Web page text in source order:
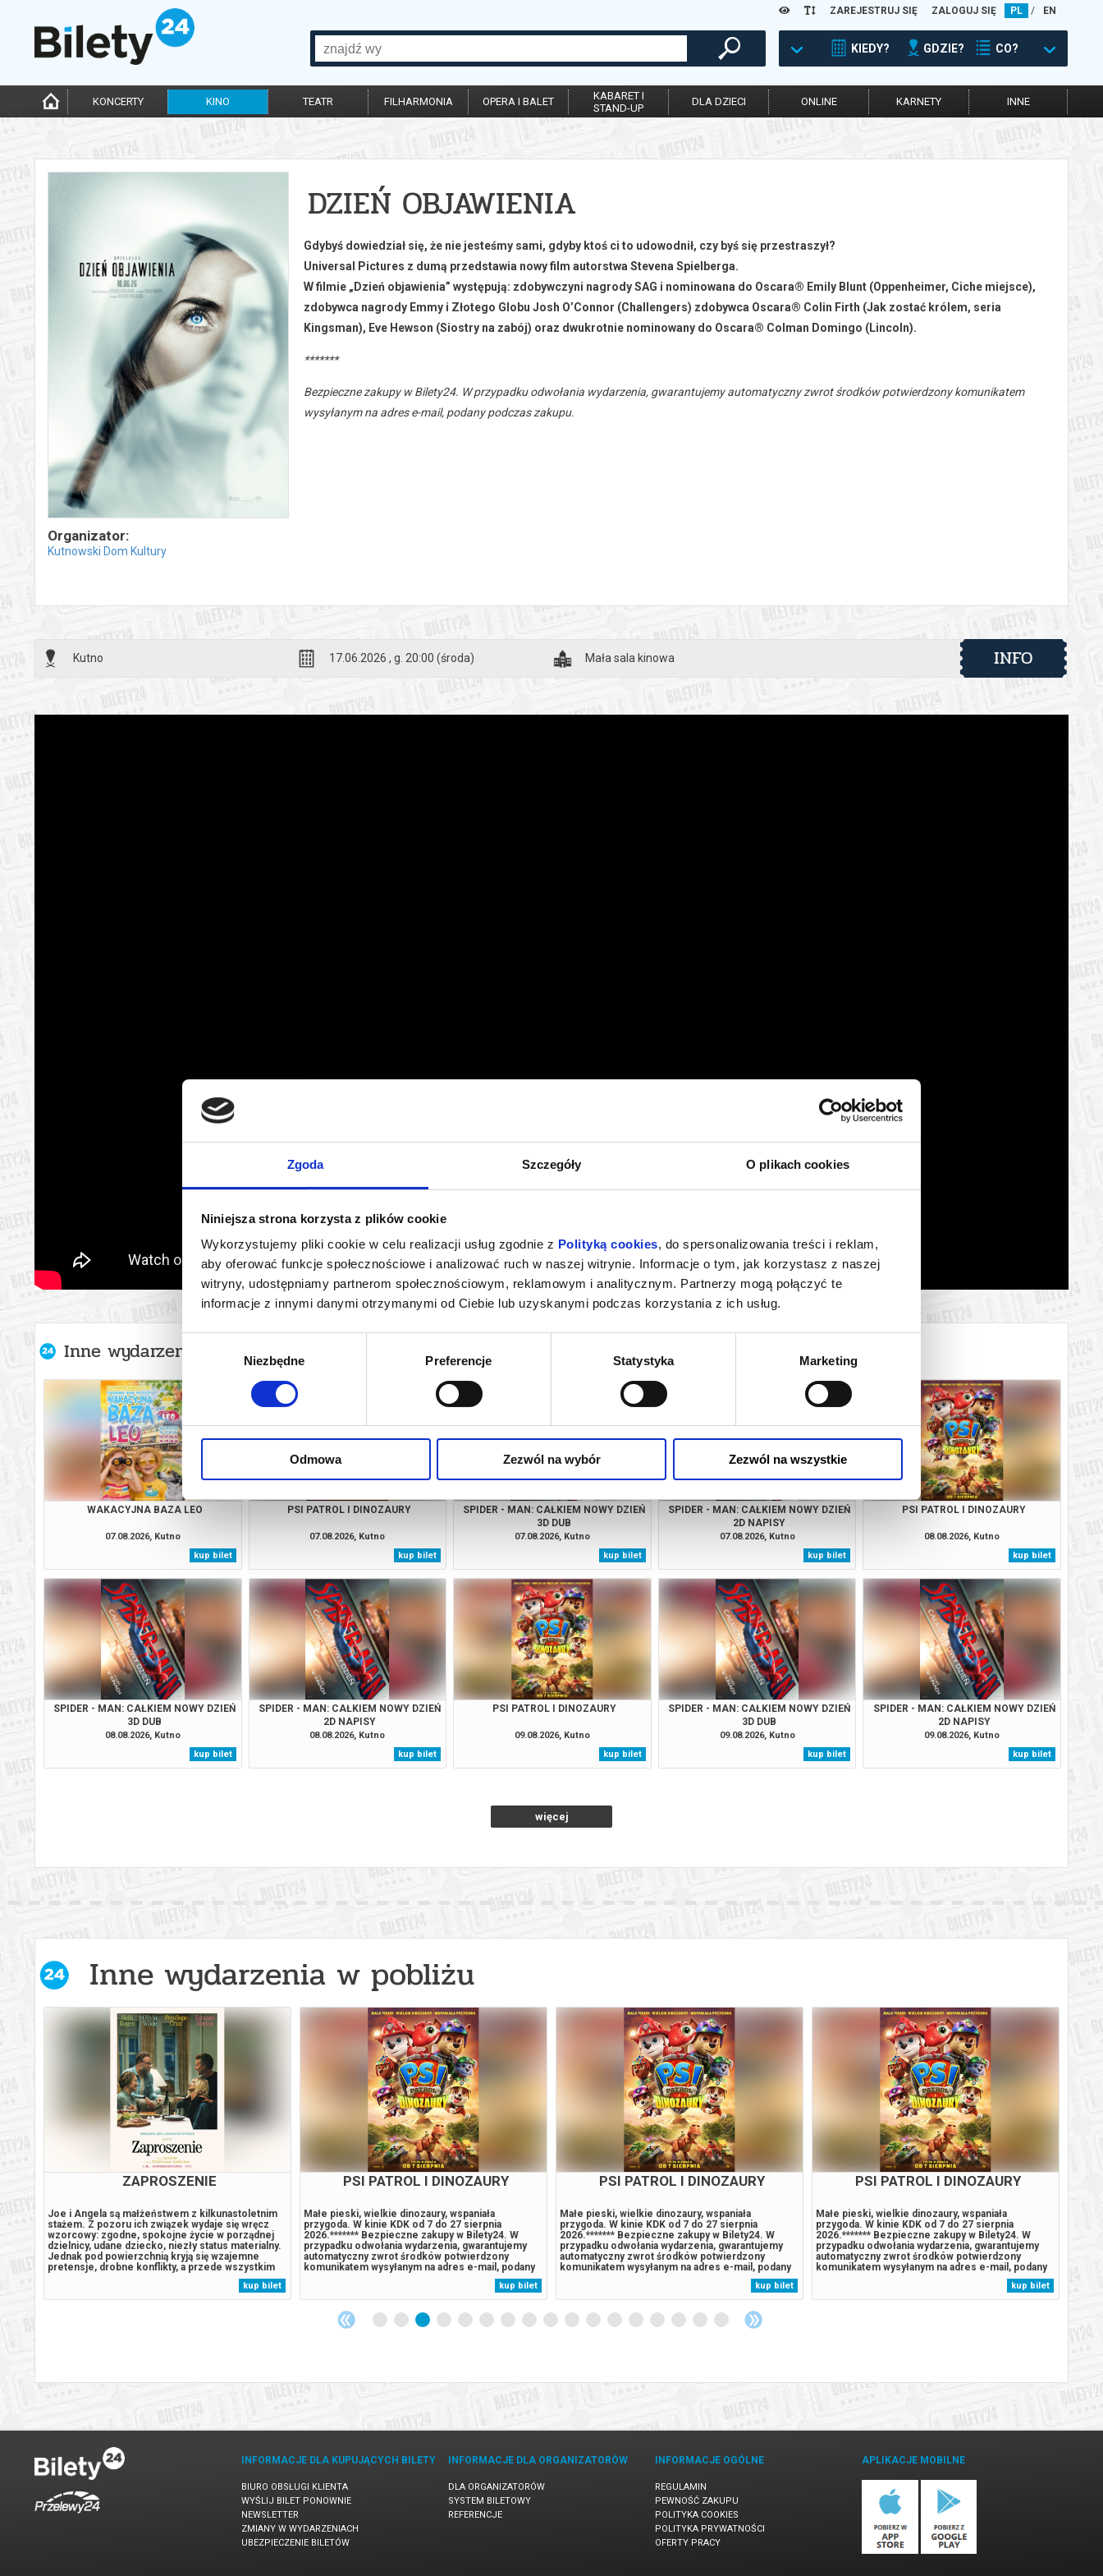
Zgoda Szczegóły O plikach cookies
Niniejsza strona korzysta z plików cookie
Wykorzystujemy pliki cookie w celu realizacji usług zgodnie z Polityką cookies, do spersonalizowania treści i reklam,
aby oferować funkcje społecznościowe i analizować ruch w naszej witrynie. Informacje o tym, jak korzystasz z naszej
witryny, udostępniamy partnerom społecznościowym, reklamowym i analitycznym. Partnerzy mogą połączyć te
informacje z innymi danymi otrzymanymi od Ciebie lub uzyskanymi podczas korzystania z ich usług.
Niezbędne Preferencje Statystyka Marketing
Odmowa Zezwól na wybór Zezwól na wszystkie
ZAREJESTRUJ SIĘ ZALOGUJ SIĘ PL / EN
KIEDY? GDZIE? CO?
KONCERTY KINO TEATR FILHARMONIA OPERA I BALET
KABARET I
STAND-UP
DLA DZIECI ONLINE KARNETY INNE
Organizator:
Kutnowski Dom Kultury
DZIEŃ OBJAWIENIA
Gdybyś dowiedział się, że nie jesteśmy sami, gdyby ktoś ci to udowodnił, czy byś się przestraszył?
Universal Pictures z dumą przedstawia nowy film autorstwa Stevena Spielberga.
W filmie „Dzień objawienia” występują: zdobywczyni nagrody SAG i nominowana do Oscara® Emily Blunt (Oppenheimer, Ciche miejsce),
zdobywca nagrody Emmy i Złotego Globu Josh O’Connor (Challengers) zdobywca Oscara® Colin Firth (Jak zostać królem, seria
Kingsman), Eve Hewson (Siostry na zabój) oraz dwukrotnie nominowany do Oscara® Colman Domingo (Lincoln).
*******
Bezpieczne zakupy w Bilety24. W przypadku odwołania wydarzenia, gwarantujemy automatyczny zwrot środków potwierdzony komunikatem
wysyłanym na adres e-mail, podany podczas zakupu.
Kutno 17.06.2026 , g. 20:00 (środa) Mała sala kinowa INFO
Inne wydarzenia organizatora
WAKACYJNA BAZA LEO
07.08.2026, Kutno
kup bilet
PSI PATROL I DINOZAURY
07.08.2026, Kutno
kup bilet
SPIDER - MAN: CAŁKIEM NOWY DZIEŃ
3D DUB
07.08.2026, Kutno
kup bilet
SPIDER - MAN: CAŁKIEM NOWY DZIEŃ
2D NAPISY
07.08.2026, Kutno
kup bilet
PSI PATROL I DINOZAURY
08.08.2026, Kutno
kup bilet
SPIDER - MAN: CAŁKIEM NOWY DZIEŃ
3D DUB
08.08.2026, Kutno
kup bilet
SPIDER - MAN: CAŁKIEM NOWY DZIEŃ
2D NAPISY
08.08.2026, Kutno
kup bilet
PSI PATROL I DINOZAURY
09.08.2026, Kutno
kup bilet
SPIDER - MAN: CAŁKIEM NOWY DZIEŃ
3D DUB
09.08.2026, Kutno
kup bilet
SPIDER - MAN: CAŁKIEM NOWY DZIEŃ
2D NAPISY
09.08.2026, Kutno
kup bilet
więcej
Inne wydarzenia w pobliżu
ZAPROSZENIE
Joe i Angela są małżeństwem z kilkunastoletnim
stażem. Z pozoru ich związek wydaje się wręcz
wzorcowy: zgodne, spokojne życie w porządnej
dzielnicy, udane dziecko, niezły status materialny.
Jednak pod powierzchnią kryją się wzajemne
pretensje, drobne konflikty, a przede wszystkim
nuda i rutyna. Gdy pewnego wieczoru Joe i Angela
zapraszają na kolację parę tajemniczych sąsiadów,
swobodna i przyjacielska...
kup bilet
PSI PATROL I DINOZAURY
Małe pieski, wielkie dinozaury, wspaniała
przygoda. W kinie KDK od 7 do 27 sierpnia
2026.******* Bezpieczne zakupy w Bilety24. W
przypadku odwołania wydarzenia, gwarantujemy
automatyczny zwrot środków potwierdzony
komunikatem wysyłanym na adres e-mail, podany
kup bilet
PSI PATROL I DINOZAURY
Małe pieski, wielkie dinozaury, wspaniała
przygoda. W kinie KDK od 7 do 27 sierpnia
2026.******* Bezpieczne zakupy w Bilety24. W
przypadku odwołania wydarzenia, gwarantujemy
automatyczny zwrot środków potwierdzony
komunikatem wysyłanym na adres e-mail, podany
kup bilet
PSI PATROL I DINOZAURY
Małe pieski, wielkie dinozaury, wspaniała
przygoda. W kinie KDK od 7 do 27 sierpnia
2026.******* Bezpieczne zakupy w Bilety24. W
przypadku odwołania wydarzenia, gwarantujemy
automatyczny zwrot środków potwierdzony
komunikatem wysyłanym na adres e-mail, podany
kup bilet
INFORMACJE DLA KUPUJĄCYCH BILETY
BIURO OBSŁUGI KLIENTA
WYŚLIJ BILET PONOWNIE
NEWSLETTER
ZMIANY W WYDARZENIACH
UBEZPIECZENIE BILETÓW
INFORMACJE DLA ORGANIZATORÓW
DLA ORGANIZATORÓW
SYSTEM BILETOWY
REFERENCJE
INFORMACJE OGÓLNE
REGULAMIN
PEWNOŚĆ ZAKUPU
POLITYKA COOKIES
POLITYKA PRYWATNOŚCI
OFERTY PRACY
APLIKACJE MOBILNE